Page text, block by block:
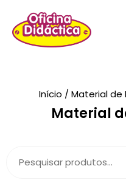
Material de
Início /Material de
Material